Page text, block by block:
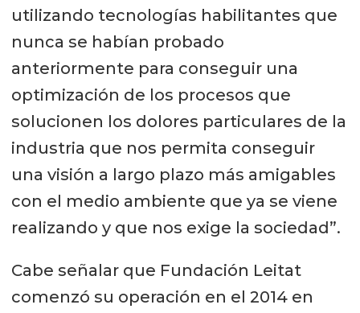
utilizando tecnologías habilitantes que
nunca se habían probado
anteriormente para conseguir una
optimización de los procesos que
solucionen los dolores particulares de la
industria que nos permita conseguir
una visión a largo plazo más amigables
con el medio ambiente que ya se viene
realizando y que nos exige la sociedad”.
Cabe señalar que Fundación Leitat
comenzó su operación en el 2014 en